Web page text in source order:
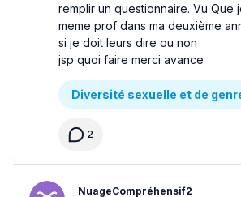
remplir un questionnaire. Vu Que
meme prof dans ma deuxième
si je doit leurs dire ou non
jsp quoi faire merci avance
Diversité sexuelle et de
2
NuageCompréhensif2